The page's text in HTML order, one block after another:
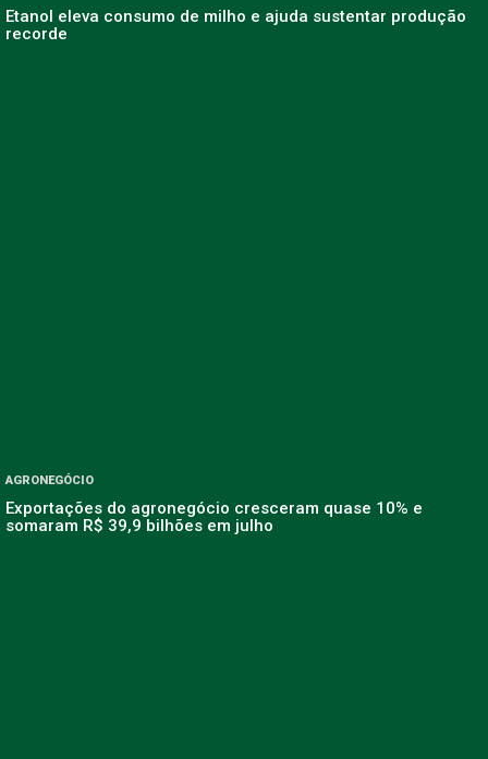
Etanol eleva consumo de milho e ajuda sustentar produção
recorde
AGRONEGÓCIO
Exportações do agronegócio cresceram quase 10% e
somaram R$ 39,9 bilhões em julho